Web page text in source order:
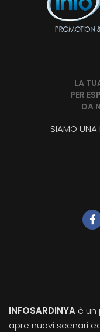
LA
PER
DA
SIAMO UNA
INFOSARDINYA è
apre nuovi scenari